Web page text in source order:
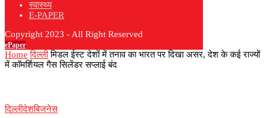
स्वास्थ्य
E-PAPER
Copyright 2023 - All Right Reserved
ePaper
Home दिल्ली मिडल ईस्ट देशों में तनाव का भारत पर दिखा असर, देश के कई राज्यों
में कॉमर्शियल गैस सिलेंडर सप्लाई बंद
दिल्लीदेशबिजनेस